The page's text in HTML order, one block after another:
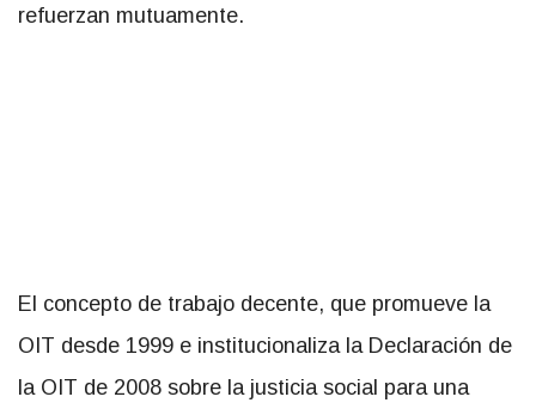
refuerzan mutuamente.
El concepto de trabajo decente, que promueve la
OIT desde 1999 e institucionaliza la Declaración de
la OIT de 2008 sobre la justicia social para una